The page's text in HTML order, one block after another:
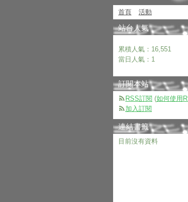
首頁 活動
站台人氣
累積人氣： 16,551
當日人氣： 1
訂閱本站
RSS訂閱 (如何使用
加入訂閱
連結書籤
目前沒有資料